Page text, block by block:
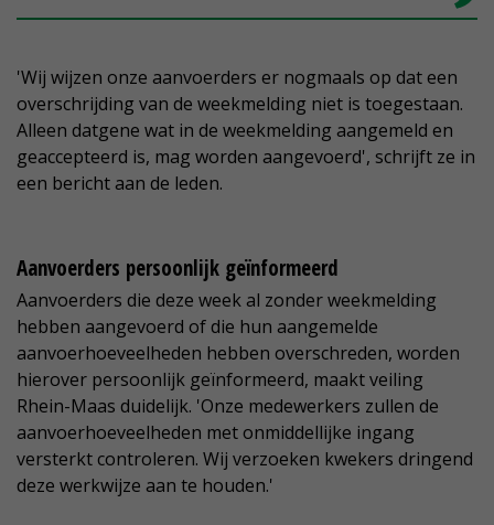
'Wij wijzen onze aanvoerders er nogmaals op dat een
overschrijding van de weekmelding niet is toegestaan.
Alleen datgene wat in de weekmelding aangemeld en
geaccepteerd is, mag worden aangevoerd', schrijft ze in
een bericht aan de leden.
Aanvoerders persoonlijk geïnformeerd
Aanvoerders die deze week al zonder weekmelding
hebben aangevoerd of die hun aangemelde
aanvoerhoeveelheden hebben overschreden, worden
hierover persoonlijk geïnformeerd, maakt veiling
Rhein-Maas duidelijk. 'Onze medewerkers zullen de
aanvoerhoeveelheden met onmiddellijke ingang
versterkt controleren. Wij verzoeken kwekers dringend
deze werkwijze aan te houden.'